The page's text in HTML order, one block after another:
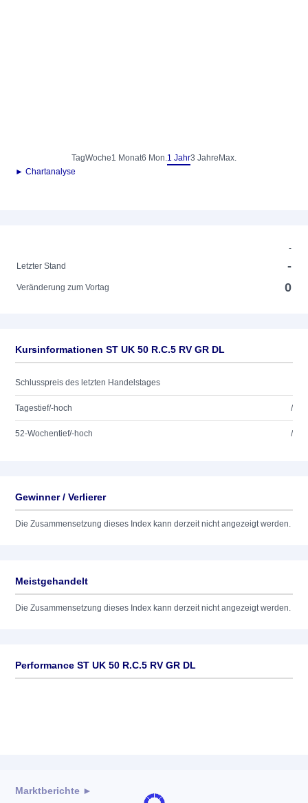
TagWoche1 Monat6 Mon.1 Jahr3 Jahre Max.
► Chartanalyse
-
Letzter Stand
-
Veränderung zum Vortag 0
Kursinformationen ST UK 50 R.C.5 RV GR DL
Schlusspreis des letzten Handelstages
Tagestief/-hoch /
52-Wochentief/-hoch /
Gewinner / Verlierer
Die Zusammensetzung dieses Index kann derzeit nicht angezeigt werden.
Meistgehandelt
Die Zusammensetzung dieses Index kann derzeit nicht angezeigt werden.
Performance ST UK 50 R.C.5 RV GR DL
Marktberichte ►